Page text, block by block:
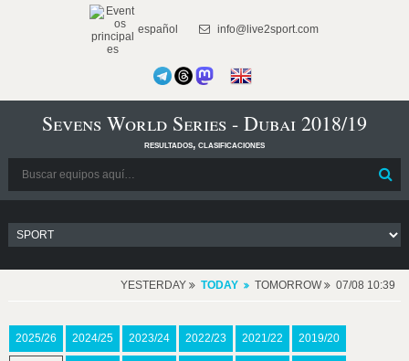
español info@live2sport.com
Sevens World Series - Dubai 2018/19
resultados, clasificaciones
YESTERDAY TODAY TOMORROW 07/08 10:39
2025/26 2024/25 2023/24 2022/23 2021/22 2019/20